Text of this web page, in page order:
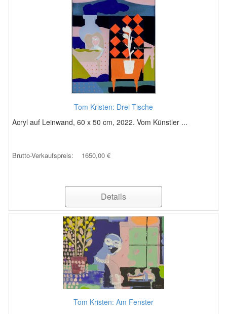
Tom Kristen: Drei Tische
Acryl auf Leinwand, 60 x 50 cm, 2022. Vom Künstler ...
Brutto-Verkaufspreis: 1650,00 €
Details
Tom Kristen: Am Fenster